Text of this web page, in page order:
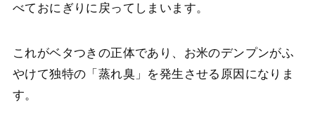
べておにぎりに戻ってしまいます。
これがベタつきの正体であり、お米のデンプンがふ
やけて独特の「蒸れ臭」を発生させる原因になりま
す。